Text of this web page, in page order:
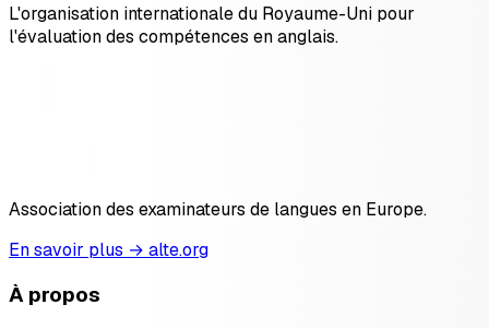
L'organisation internationale du Royaume-Uni pour
l'évaluation des compétences en anglais.
Association des examinateurs de langues en Europe.
En savoir plus → alte.org
À propos